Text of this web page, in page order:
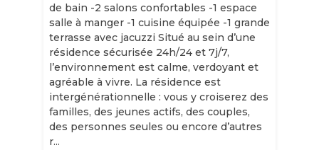
de bain -2 salons confortables -1 espace
salle à manger -1 cuisine équipée -1 grande
terrasse avec jacuzzi Situé au sein d’une
résidence sécurisée 24h/24 et 7j/7,
l’environnement est calme, verdoyant et
agréable à vivre. La résidence est
intergénérationnelle : vous y croiserez des
familles, des jeunes actifs, des couples,
des personnes seules ou encore d’autres
r...